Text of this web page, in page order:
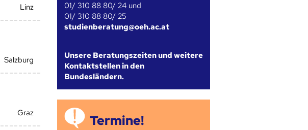
Linz
Salzburg
Graz
01/ 310 88 80/ 24 und
01/ 310 88 80/ 25
studienberatung@oeh.ac.at
Unsere Beratungszeiten und weitere
Kontaktstellen in den
Bundesländern.
Termine!